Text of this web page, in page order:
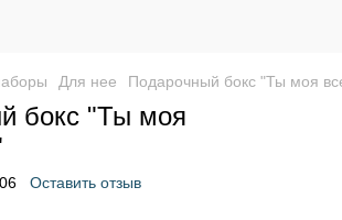
Для нее Подарочный бокс "Ты моя
бокс "Ты моя
Оставить отзыв